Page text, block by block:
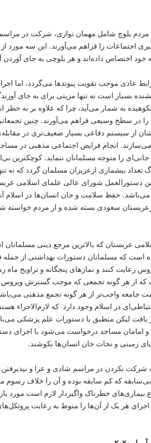
بلوچ شامل مهمان نوازی، شرکت در
اجتماعات را فراهم می‌آورند. این سه مورد
به خود اختصاص داده‌اند و هر بلوچی به جای
عادی موجب تقویت پیوندها می‌گردد، اما
بسیار است نه تنها مزیتی برای به جای
به شمار می‌آید، چرا که علاوه بر به
را در سطح وسیعی فراهم می‌آورند. چنین
از سیستم دفاعی بسیار ضعیف‌تری در
می‌سازند. انجام فرایض اجتماعی مذهبی در
را متوجه مسلمانان ننماید. کوچکترین
تعداد بیشماری ازعزیزان مسلمان گردد که نه
دستورالعمل شورای عالی علمای اسلامی
حفظ سلامت و جان انسان‌ها در اسلام
سعودی بسته شده و از مردم خواسته
عربستان که بالاترین مرجع دینی مسلمانان
است که مسلمانان دستورات بهداشتی از
رعایت کنند و نمازهای پنجگانه و تراویح ماه
از هر گونه تجمعی که موجب گسترش ویروس
جامعه واجب‌تر از هر گونه تجمع مذهبی
در اسلام وجود دارد که لازم‌الاجراء
یافت لیکن منطبق با دستورات علم پزشکی
و امامان مساجد درخواست می‌شود با اجرای
زمینی و نجات جان انسان‌ها بکوشند.
نکردن در مراسم شادی و عزا و نپذیرفتن
که کم سابقه بوده و آن را خلاف رسوم
خطرناک واگیردار لازم است مورد
هر یک از آن‌ها را منوط به رعایت